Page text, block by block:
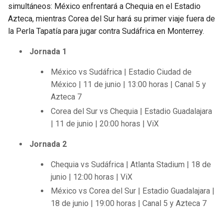
simultáneos: México enfrentará a Chequia en el Estadio
Azteca, mientras Corea del Sur hará su primer viaje fuera de
la Perla Tapatía para jugar contra Sudáfrica en Monterrey.
Jornada 1
México vs Sudáfrica | Estadio Ciudad de
México | 11 de junio | 13:00 horas | Canal 5 y
Azteca 7
Corea del Sur vs Chequia | Estadio Guadalajara
| 11 de junio | 20:00 horas | ViX
Jornada 2
Chequia vs Sudáfrica | Atlanta Stadium | 18 de
junio | 12:00 horas | ViX
México vs Corea del Sur | Estadio Guadalajara |
18 de junio | 19:00 horas | Canal 5 y Azteca 7